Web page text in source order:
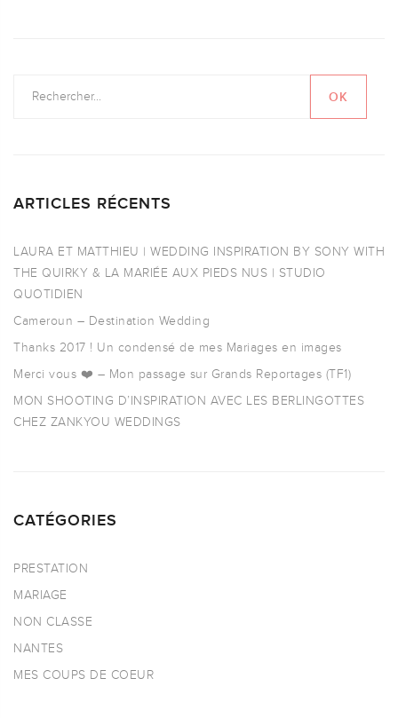
ARTICLES RÉCENTS
LAURA ET MATTHIEU | WEDDING INSPIRATION BY SONY WITH
THE QUIRKY & LA MARIÉE AUX PIEDS NUS | STUDIO
QUOTIDIEN
Cameroun – Destination Wedding
Thanks 2017 ! Un condensé de mes Mariages en images
Merci vous ❤️ – Mon passage sur Grands Reportages (TF1)
MON SHOOTING D’INSPIRATION AVEC LES BERLINGOTTES
CHEZ ZANKYOU WEDDINGS
CATÉGORIES
PRESTATION
MARIAGE
NON CLASSE
NANTES
MES COUPS DE COEUR